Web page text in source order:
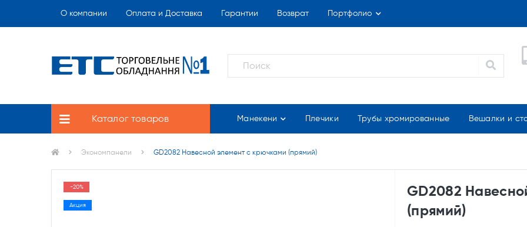
О компании Оплата и Доставка Гарантии Возврат Портфолио
Каталог товаров Манекени Плечики Трубы хромированные Вешалки и
Экономпанели GD2082 Навесной элемент с крючками (прямий)
-20%
Акция
GD2082
(прямий)